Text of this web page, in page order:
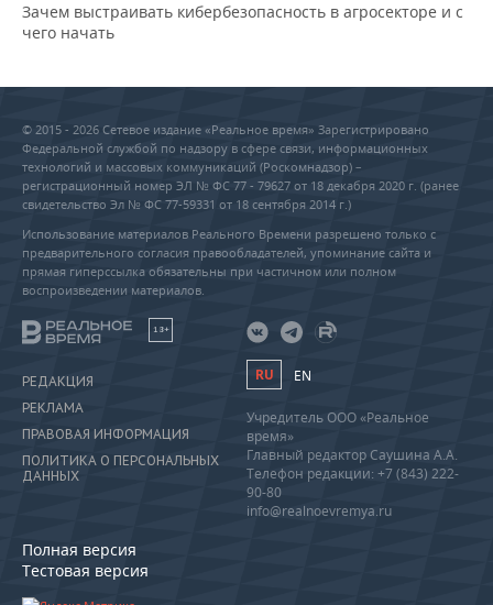
Зачем выстраивать кибербезопасность в агросекторе и с
чего начать
© 2015 - 2026 Сетевое издание «Реальное время» Зарегистрировано
Федеральной службой по надзору в сфере связи, информационных
технологий и массовых коммуникаций (Роскомнадзор) –
регистрационный номер ЭЛ № ФС 77 - 79627 от 18 декабря 2020 г. (ранее
свидетельство Эл № ФС 77-59331 от 18 сентября 2014 г.)
Использование материалов Реального Времени разрешено только с
предварительного согласия правообладателей, упоминание сайта и
прямая гиперссылка обязательны при частичном или полном
воспроизведении материалов.
18+
РЕДАКЦИЯ
РЕКЛАМА
ПРАВОВАЯ ИНФОРМАЦИЯ
ПОЛИТИКА О ПЕРСОНАЛЬНЫХ
ДАННЫХ
Полная версия
Тестовая версия
RU EN
Учредитель ООО «Реальное
время»
Главный редактор Саушина А.А.
Телефон редакции: +7 (843) 222-
90-80
info@realnoevremya.ru